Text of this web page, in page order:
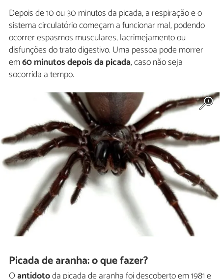
Depois de 10 ou 30 minutos da picada, a respiração e o
sistema circulatório começam a funcionar mal, podendo
ocorrer espasmos musculares, lacrimejamento ou
disfunções do trato digestivo. Uma pessoa pode morrer
em60 minutos depois da picada, caso não seja
socorrida a tempo.
Picada de aranha: o que fazer?
Oantídotoda picada de aranha foi descoberto em 1981 e